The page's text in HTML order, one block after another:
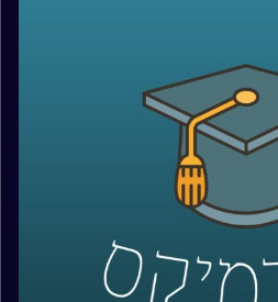
מופרך? זו אחת
ניוז שמציפות את
ד"ר צחי חייט עומד על
שהיא מציבה ועל
קיים, לתוכן אותנטי